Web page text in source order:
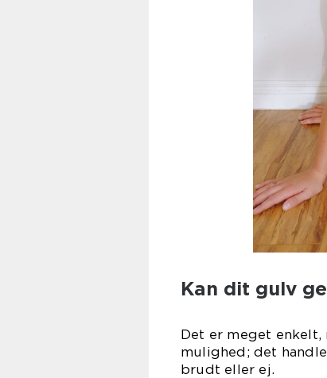
Kan dit gulv
Det er meget enkelt,
mulighed; det